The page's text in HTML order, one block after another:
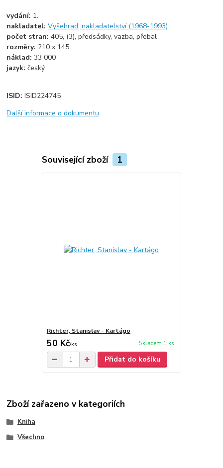
vydání: 1.
nakladatel:Vyšehrad, nakladatelství (1968-1993)
počet stran:405, (3), předsádky, vazba, přebal
rozměry: 210 x 145
náklad:33 000
jazyk:český
ISID:ISID224745
Další informace o dokumentu
Související zboží 1
Richter, Stanislav - Kartágo
50 Kč/ks Skladem 1 ks
Přidat do košíku
Zboží zařazeno v kategoriích
Kniha
Všechno